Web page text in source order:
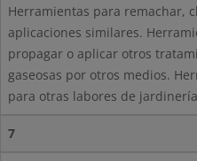
Herramientas para remachar,
aplicaciones similares.
propagar o aplicar otros
gaseosas por otros medios.
para otras labores de
7